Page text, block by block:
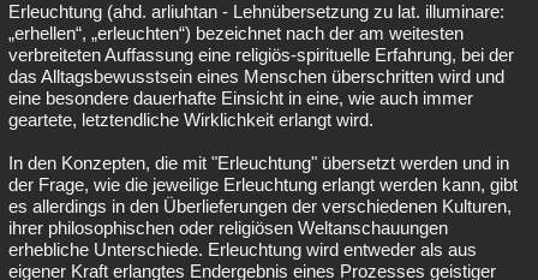
Erleuchtung (ahd. arliuhtan - Lehnübersetzung zu lat. illuminare:
„erhellen“, „erleuchten“) bezeichnet nach der am weitesten
verbreiteten Auffassung eine religiös-spirituelle Erfahrung, bei der
das Alltagsbewusstsein eines Menschen überschritten wird und
eine besondere dauerhafte Einsicht in eine, wie auch immer
geartete, letztendliche Wirklichkeit erlangt wird.
In den Konzepten, die mit "Erleuchtung" übersetzt werden und in
der Frage, wie die jeweilige Erleuchtung erlangt werden kann, gibt
es allerdings in den Überlieferungen der verschiedenen Kulturen,
ihrer philosophischen oder religiösen Weltanschauungen
erhebliche Unterschiede. Erleuchtung wird entweder als aus
eigener Kraft erlangtes Endergebnis eines Prozesses geistiger